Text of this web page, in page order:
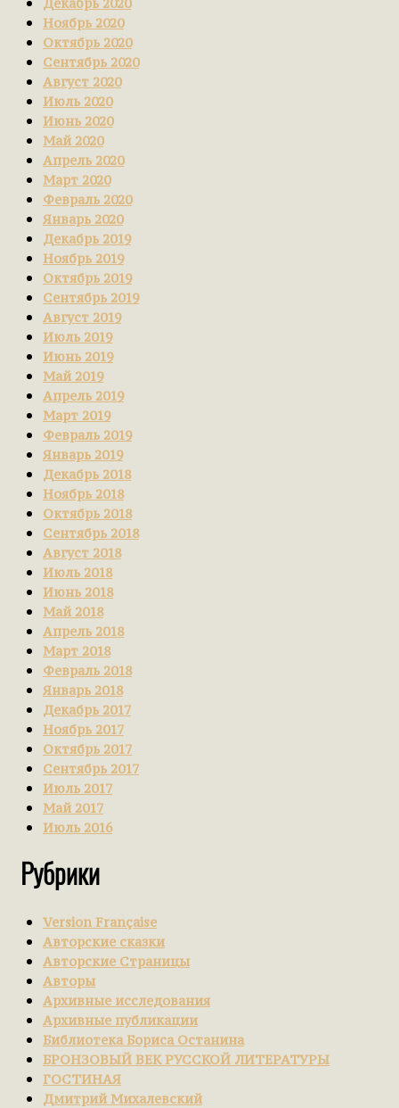
Ноябрь 2020
Октябрь 2020
Сентябрь 2020
Август 2020
Июль 2020
Июнь 2020
Май 2020
Апрель 2020
Март 2020
Февраль 2020
Январь 2020
Декабрь 2019
Ноябрь 2019
Октябрь 2019
Сентябрь 2019
Август 2019
Июль 2019
Июнь 2019
Май 2019
Апрель 2019
Март 2019
Февраль 2019
Январь 2019
Декабрь 2018
Ноябрь 2018
Октябрь 2018
Сентябрь 2018
Август 2018
Июль 2018
Июнь 2018
Май 2018
Апрель 2018
Март 2018
Февраль 2018
Январь 2018
Декабрь 2017
Ноябрь 2017
Октябрь 2017
Сентябрь 2017
Июль 2017
Май 2017
Июль 2016
Рубрики
Version Française
Авторские сказки
Авторские Страницы
Авторы
Архивные исследования
Архивные публикации
Библиотека Бориса Останина
БРОНЗОВЫЙ ВЕК РУССКОЙ ЛИТЕРАТУРЫ
ГОСТИНАЯ
Дмитрий Михалевский